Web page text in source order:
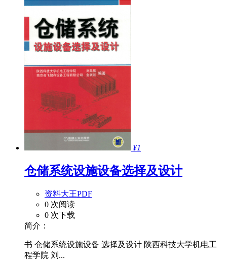
¥1
仓储系统设施设备选择及设计
资料大王PDF
0 次阅读
0 次下载
简介：
书 仓储系统设施设备 选择及设计 陕西科技大学机电工
程学院 刘...